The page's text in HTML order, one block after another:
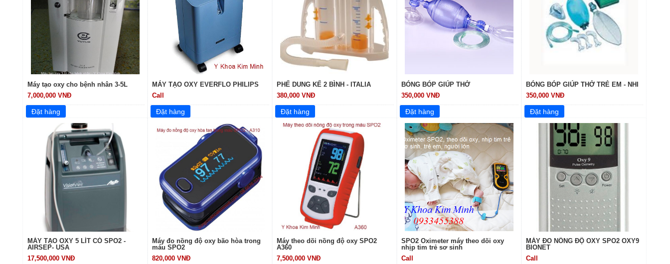
Máy tạo oxy cho bệnh nhân 3-5L
7,000,000 VNĐ
MÁY TẠO OXY EVERFLO PHILIPS
Call
PHẾ DUNG KẾ 2 BÌNH - ITALIA
380,000 VNĐ
BÓNG BÓP GIÚP THỞ
350,000 VNĐ
BÓNG BÓP GIÚP THỞ TRẺ EM - NHI
350,000 VNĐ
MÁY TẠO OXY 5 LÍT CÓ SPO2 -
AIRSEP- USA
17,500,000 VNĐ
Máy đo nồng độ oxy bão hòa trong
máu SPO2
820,000 VNĐ
Máy theo dõi nồng độ oxy SPO2
A360
7,500,000 VNĐ
SPO2 Oximeter máy theo dõi oxy
nhịp tim trẻ sơ sinh
Call
MÁY ĐO NỒNG ĐỘ OXY SPO2 OXY9
BIONET
Call